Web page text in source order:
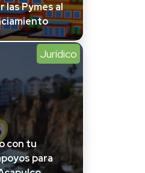
las Pymes al
Jurídico
con tu
para